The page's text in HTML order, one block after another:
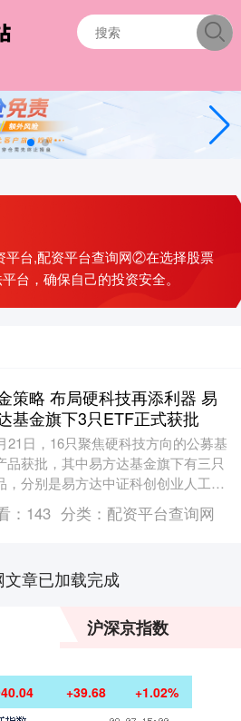
平台,配资平台查询网②在选择股票
台，确保自己的投资安全。
策略 布局硬科技再添利器 易
基金旗下3只ETF正式获批
21日，16只聚焦硬科技方向的公募基
品获批，其中易方达基金旗下有三只
，分别是易方达中证科创创业人工智
、易方达上证科创板芯片ETF和易
上....
： 143 分类： 配资平台查询网
文章已加载完成
沪深京指数
+39.68 +1.02%